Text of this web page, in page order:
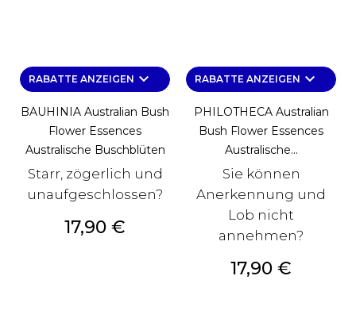
RABATTE ANZEIGEN keyboard_arrow_down
BAUHINIA Australian Bush
Flower Essences
Australische Buschblüten
Starr, zögerlich und
unaufgeschlossen?
Preis
17,90 €
RABATTE ANZEIGEN keyboard_arrow_down
PHILOTHECA Australian
Bush Flower Essences
Australische...
Sie können
Anerkennung und
Lob nicht
annehmen?
Preis
17,90 €